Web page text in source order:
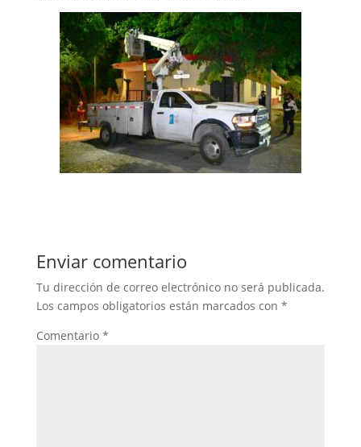
Enviar comentario
Tu dirección de correo electrónico no será publicada.
Los campos obligatorios están marcados con *
Comentario *